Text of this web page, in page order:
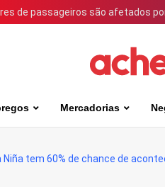
de passageiros são afetados
Mercadorias
tem 60% de chance de